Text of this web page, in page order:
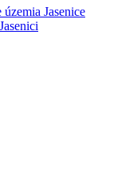
Jasenice